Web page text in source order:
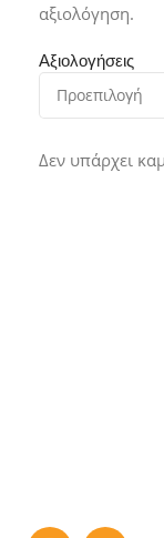
Αξιολογήσεις
Δεν υπάρχει
αξιολόγηση.